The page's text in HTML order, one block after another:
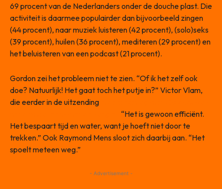
69 procent van de Nederlanders onder de douche plast. Die
activiteit is daarmee populairder dan bijvoorbeeld zingen
(44 procent), naar muziek luisteren (42 procent), (solo)seks
(39 procent), huilen (36 procent), mediteren (29 procent) en
het beluisteren van een podcast (21 procent).
Gordon zei het probleem niet te zien. “Of ik het zelf ook
doe? Natuurlijk! Het gaat toch het putje in?” Victor Vlam,
die eerder in de uitzending
“Het is gewoon efficiënt.
Het bespaart tijd en water, want je hoeft niet door te
trekken.” Ook Raymond Mens sloot zich daarbij aan. “Het
spoelt meteen weg.”
- Advertisement -